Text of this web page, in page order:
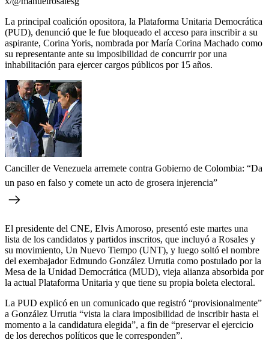
La principal coalición opositora, la Plataforma Unitaria Democrática
(PUD), denunció que le fue bloqueado el acceso para inscribir a su
aspirante, Corina Yoris, nombrada por María Corina Machado como
su representante ante su imposibilidad de concurrir por una
inhabilitación para ejercer cargos públicos por 15 años.
Canciller de Venezuela arremete contra Gobierno de Colombia: “Da
un paso en falso y comete un acto de grosera injerencia”
El presidente del CNE, Elvis Amoroso, presentó este martes una
lista de los candidatos y partidos inscritos, que incluyó a Rosales y
su movimiento, Un Nuevo Tiempo (UNT), y luego soltó el nombre
del exembajador Edmundo González Urrutia como postulado por la
Mesa de la Unidad Democrática (MUD), vieja alianza absorbida por
la actual Plataforma Unitaria y que tiene su propia boleta electoral.
La PUD explicó en un comunicado que registró “provisionalmente”
a González Urrutia “vista la clara imposibilidad de inscribir hasta el
momento a la candidatura elegida”, a fin de “preservar el ejercicio
de los derechos políticos que le corresponden”.